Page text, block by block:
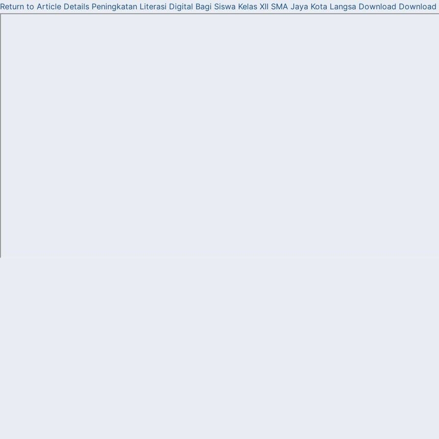
Return to Article Details Peningkatan Literasi Digital Bagi Siswa Kelas XII SMA Jaya Kota Langsa Download Download